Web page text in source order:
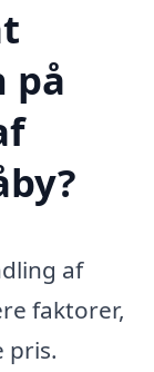
på
af
faktorer,
pris.